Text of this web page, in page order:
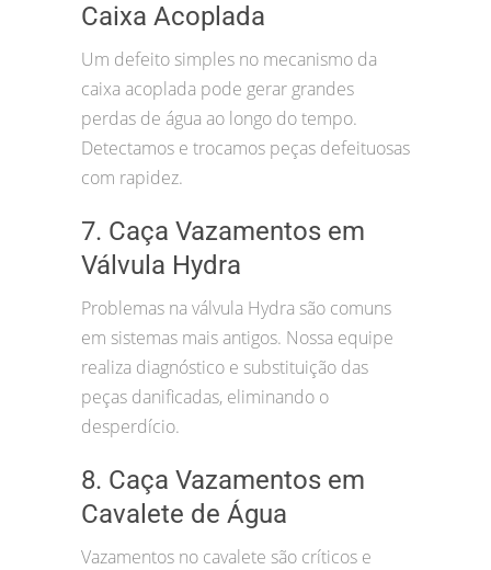
Caixa Acoplada
Um defeito simples no mecanismo da
caixa acoplada pode gerar grandes
perdas de água ao longo do tempo.
Detectamos e trocamos peças defeituosas
com rapidez.
7. Caça Vazamentos em
Válvula Hydra
Problemas na válvula Hydra são comuns
em sistemas mais antigos. Nossa equipe
realiza diagnóstico e substituição das
peças danificadas, eliminando o
desperdício.
8. Caça Vazamentos em
Cavalete de Água
Vazamentos no cavalete são críticos e